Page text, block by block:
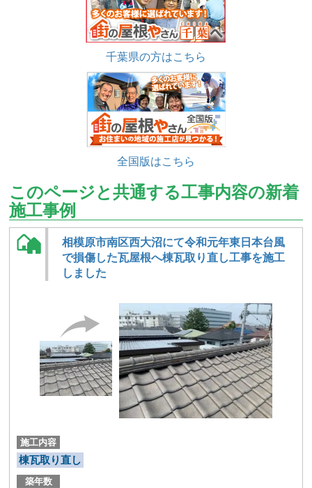
千葉県の方はこちら
全国版はこちら
このページと共通する工事内容の新着
施工事例
相模原市南区西大沼にて令和元年東日本台風
で損傷した瓦屋根へ棟瓦取り直し工事を施工
しました
施工内容
棟瓦取り直し
築年数